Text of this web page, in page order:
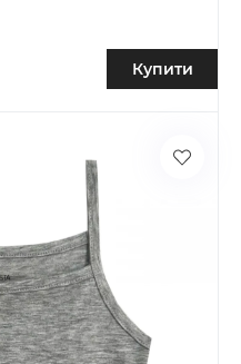
Купити